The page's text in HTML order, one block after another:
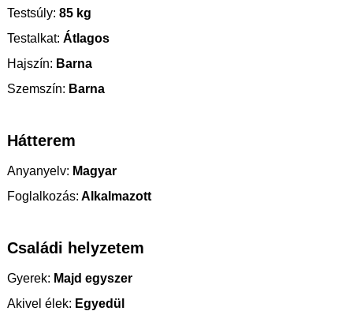
Testsúly: 85 kg
Testalkat: Átlagos
Hajszín: Barna
Szemszín: Barna
Hátterem
Anyanyelv: Magyar
Foglalkozás: Alkalmazott
Családi helyzetem
Gyerek: Majd egyszer
Akivel élek: Egyedül